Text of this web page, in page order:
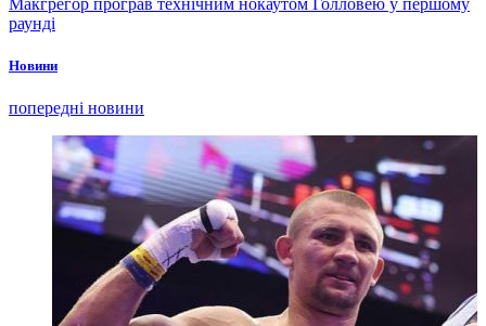
раунді
Новини
попередні новини